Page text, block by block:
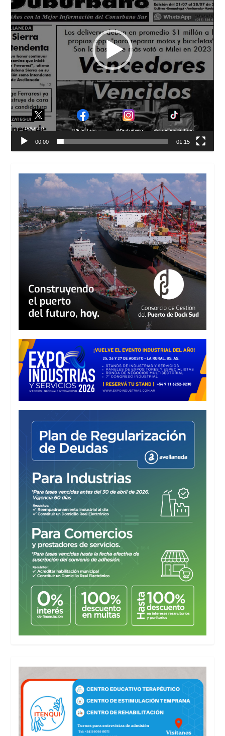
00:00 01:15